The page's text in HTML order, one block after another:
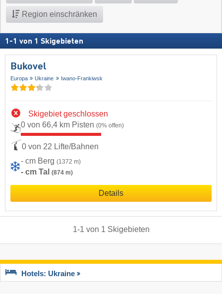
Region einschränken
1 -1 von 1 Skigebieten
Bukovel
Europa Ukraine Iwano-Frankiwsk
Skigebiet geschlossen
0 von 66,4 km Pisten (0% offen)
0 von 22 Lifte/Bahnen
- cm Berg (1372 m)
- cm Tal (874 m)
Details
1-1 von 1 Skigebieten
Hotels: Ukraine